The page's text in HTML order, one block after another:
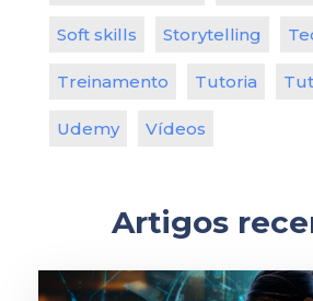
Soft skills Storytelling
Treinamento Tutoria
Udemy Vídeos
Artigos